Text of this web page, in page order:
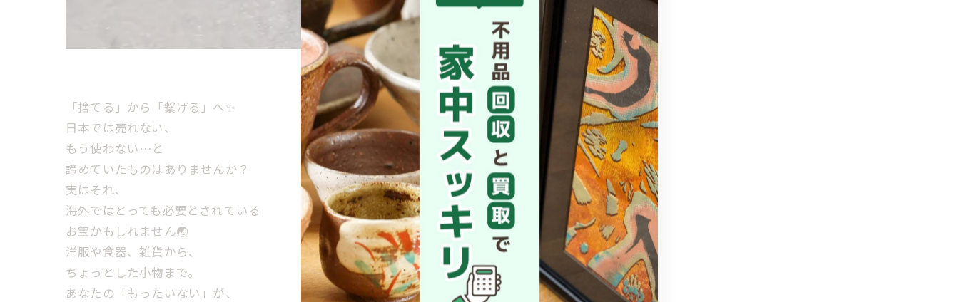
「捨てる」から「繋げる」へ✨
日本では売れない、
もう使わない…と
諦めていたものはありませんか？
実はそれ、
海外ではとっても必要とされている
お宝かもしれません🌏
洋服や食器、雑貨から、
ちょっとした小物まで。
あなたの「もったいない」が、